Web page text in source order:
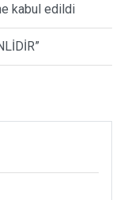
kabul edildi